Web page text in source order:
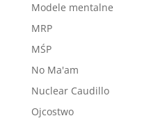
Modele mentalne
MRP
MŚP
No Ma'am
Nuclear Caudillo
Ojcostwo